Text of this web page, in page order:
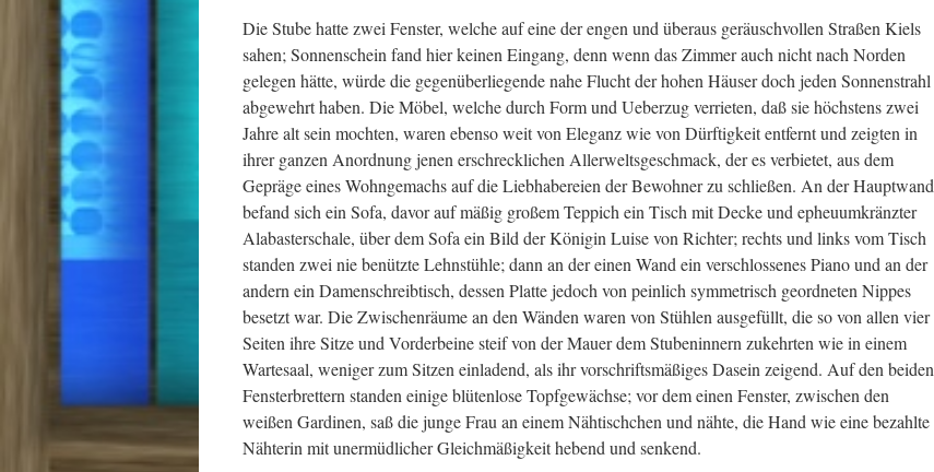
Die Stube hatte zwei Fenster, welche auf eine der engen und überaus geräuschvollen Straßen Kiels
sahen; Sonnenschein fand hier keinen Eingang, denn wenn das Zimmer auch nicht nach Norden
gelegen hätte, würde die gegenüberliegende nahe Flucht der hohen Häuser doch jeden Sonnenstrahl
abgewehrt haben. Die Möbel, welche durch Form und Ueberzug verrieten, daß sie höchstens zwei
Jahre alt sein mochten, waren ebenso weit von Eleganz wie von Dürftigkeit entfernt und zeigten in
ihrer ganzen Anordnung jenen erschrecklichen Allerweltsgeschmack, der es verbietet, aus dem
Gepräge eines Wohngemachs auf die Liebhabereien der Bewohner zu schließen. An der Hauptwand
befand sich ein Sofa, davor auf mäßig großem Teppich ein Tisch mit Decke und epheuumkränzter
Alabasterschale, über dem Sofa ein Bild der Königin Luise von Richter; rechts und links vom Tisch
standen zwei nie benützte Lehnstühle; dann an der einen Wand ein verschlossenes Piano und an der
andern ein Damenschreibtisch, dessen Platte jedoch von peinlich symmetrisch geordneten Nippes
besetzt war. Die Zwischenräume an den Wänden waren von Stühlen ausgefüllt, die so von allen vier
Seiten ihre Sitze und Vorderbeine steif von der Mauer dem Stubeninnern zukehrten wie in einem
Wartesaal, weniger zum Sitzen einladend, als ihr vorschriftsmäßiges Dasein zeigend. Auf den beiden
Fensterbrettern standen einige blütenlose Topfgewächse; vor dem einen Fenster, zwischen den
weißen Gardinen, saß die junge Frau an einem Nähtischchen und nähte, die Hand wie eine bezahlte
Nähterin mit unermüdlicher Gleichmäßigkeit hebend und senkend.